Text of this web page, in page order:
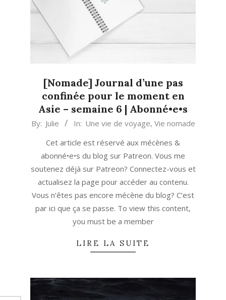
[Nomade] Journal d’une pas
confinée pour le moment en
Asie – semaine 6 | Abonné•e•s
2020-
By: Julie In: Une vie de voyage, Vie nomade
Cet article est réservé aux mécènes &
abonné•e•s du blog sur Patreon. Vous me
soutenez déjà sur Patreon? Connectez-vous et
actualisez la page pour accéder au contenu.
Vous n’êtes pas encore mécène du blog? C’est
par ici que ça se passe. To view this content,
you must be a member
LIRE LA SUITE